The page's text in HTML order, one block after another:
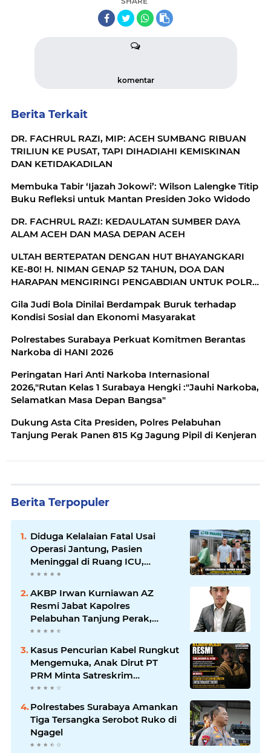
komentar
Berita Terkait
DR. FACHRUL RAZI, MIP: ACEH SUMBANG RIBUAN
TRILIUN KE PUSAT, TAPI DIHADIAHI KEMISKINAN
DAN KETIDAKADILAN
Membuka Tabir ‘Ijazah Jokowi’: Wilson Lalengke Titip
Buku Refleksi untuk Mantan Presiden Joko Widodo
DR. FACHRUL RAZI: KEDAULATAN SUMBER DAYA
ALAM ACEH DAN MASA DEPAN ACEH
ULTAH BERTEPATAN DENGAN HUT BHAYANGKARI
KE-80! H. NIMAN GENAP 52 TAHUN, DOA DAN
HARAPAN MENGIRINGI PENGABDIAN UNTUK POLRI
Gila Judi Bola Dinilai Berdampak Buruk terhadap
Kondisi Sosial dan Ekonomi Masyarakat
Polrestabes Surabaya Perkuat Komitmen Berantas
Narkoba di HANI 2026
Peringatan Hari Anti Narkoba Internasional
2026,"Rutan Kelas 1 Surabaya Hengki :"Jauhi Narkoba,
Selamatkan Masa Depan Bangsa"
Dukung Asta Cita Presiden, Polres Pelabuhan
Tanjung Perak Panen 815 Kg Jagung Pipil di Kenjeran
Berita Terpopuler
Diduga Kelalaian Fatal Usai
Operasi Jantung, Pasien
Meninggal di Ruang ICU,
Keluarga Tuntut RSUD dr.
Jawab
AKBP Irwan Kurniawan AZ
Resmi Jabat Kapolres
Pelabuhan Tanjung Perak,
Pimpinan Redaksi
Sampaikan Ucapan Selamat
Kasus Pencurian Kabel Rungkut
Mengemuka, Anak Dirut PT
PRM Minta Satreskrim
Polrestabes Surabaya Usut
Polrestabes Surabaya Amankan
Tiga Tersangka Serobot Ruko di
Ngagel